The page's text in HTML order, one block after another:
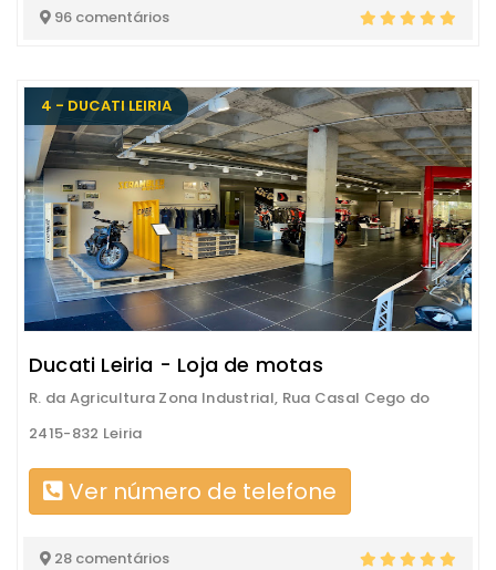
96 comentários
4 - DUCATI LEIRIA
Ducati Leiria - Loja de motas
R. da Agricultura Zona Industrial, Rua Casal Cego do
2415-832 Leiria
Ver número de telefone
28 comentários